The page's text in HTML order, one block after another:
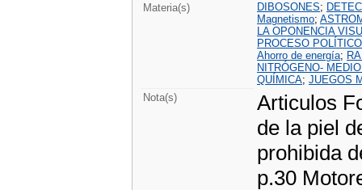
Materia(s) DIBOSONES;
Magnetismo;
LA OPONENCIA
PROCESO
Ahorro de energía;
NITRÓGENO-
QUÍMICA; JUEGOS
Nota(s)
Articulos
de la piel
prohibida
p.30